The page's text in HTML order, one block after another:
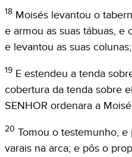
18 Moisés levantou o
e armou as suas tábuas, e
e levantou as suas colunas;
19 E estendeu a tenda
cobertura da tenda sobre
SENHOR ordenara a
20 Tomou o testemunho,
varais na arca; e pôs o